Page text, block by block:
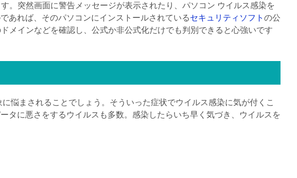
。突然画面に警告メッセージが表示されたり、パソコン ウイルス感染を
あれば、そのパソコンにインストールされているセキュリティソフト の公
メインなどを確認し、公式か非公式化だけでも判別できると心強いです
悩まされることでしょう。そういった症状でウイルス感染に気が付くこ
タに悪さをするウイルスも多数。感染したらいち早く気づき、ウイルスを